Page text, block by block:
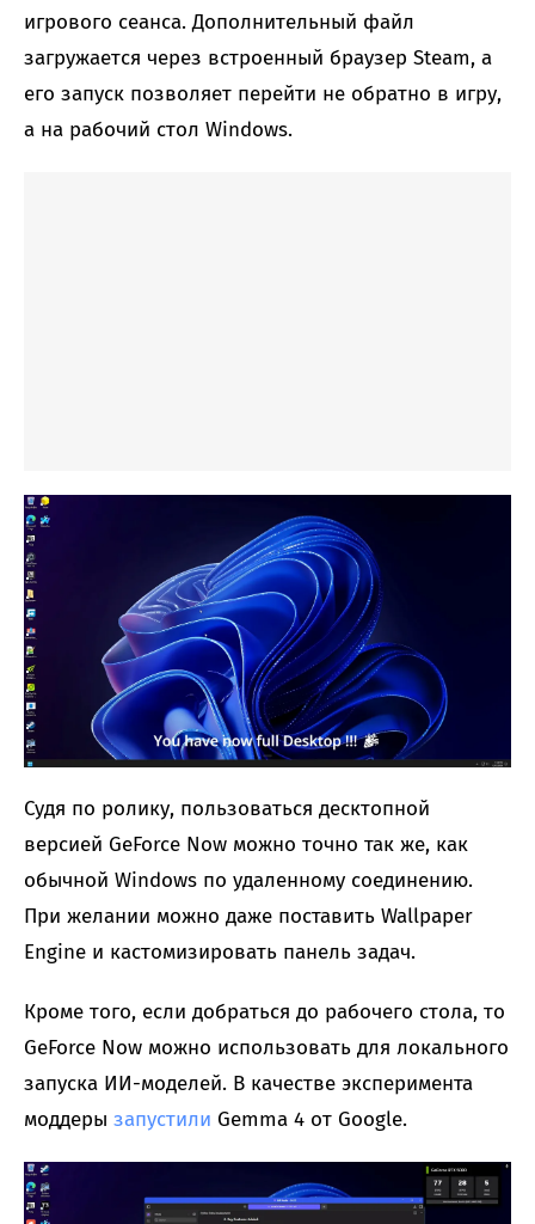
игрового сеанса. Дополнительный файл
загружается через встроенный браузер Steam, а
его запуск позволяет перейти не обратно в игру,
а на рабочий стол Windows.
Судя по ролику, пользоваться десктопной
версией GeForce Now можно точно так же, как
обычной Windows по удаленному соединению.
При желании можно даже поставить Wallpaper
Engine и кастомизировать панель задач.
Кроме того, если добраться до рабочего стола, то
GeForce Now можно использовать для локального
запуска ИИ-моделей. В качестве эксперимента
моддеры запустили Gemma 4 от Google.